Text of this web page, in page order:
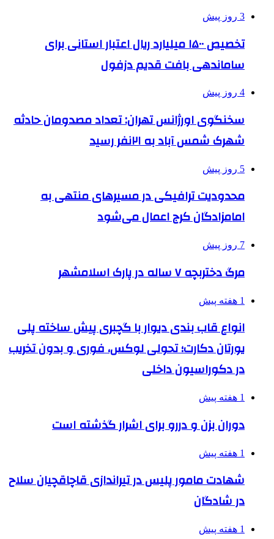
3 روز پیش
تخصیص ۱۵۰۰ میلیارد ریال اعتبار استانی برای
ساماندهی بافت قدیم دزفول
4 روز پیش
سخنگوی اورژانس تهران: تعداد مصدومان حادثه
شهرک شمس آباد به ۲۱نفر رسید
5 روز پیش
محدودیت ترافیکی در مسیرهای منتهی به
امامزادگان کرج اعمال می‌شود
7 روز پیش
مرگ دختربچه ۷ ساله در پارک اسلامشهر
1 هفته پیش
انواع قاب بندی دیوار با گچبری پیش ساخته پلی
یورتان دکارت؛ تحولی لوکس، فوری و بدون تخریب
در دکوراسیون داخلی
1 هفته پیش
دوران بزن و دررو برای اشرار گذشته است
1 هفته پیش
شهادت مامور پلیس در تیراندازی قاچاقچیان سلاح
در شادگان
1 هفته پیش